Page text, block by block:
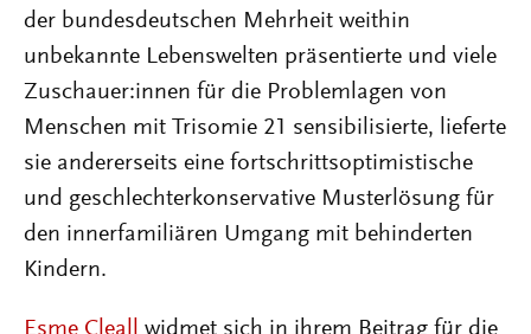
der bundesdeutschen Mehrheit weithin
unbekannte Lebenswelten präsentierte und viele
Zuschauer:innen für die Problemlagen von
Menschen mit Trisomie 21 sensibilisierte, lieferte
sie andererseits eine fortschrittsoptimistische
und geschlechterkonservative Musterlösung für
den innerfamiliären Umgang mit behinderten
Kindern.